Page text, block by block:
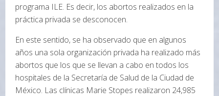
programa ILE. Es decir, los abortos realizados en la
práctica privada se desconocen.
En este sentido, se ha observado que en algunos
años una sola organización privada ha realizado más
abortos que los que se llevan a cabo en todos los
hospitales de la Secretaría de Salud de la Ciudad de
México. Las clínicas Marie Stopes realizaron 24,985